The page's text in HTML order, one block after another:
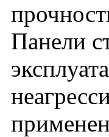
Панели